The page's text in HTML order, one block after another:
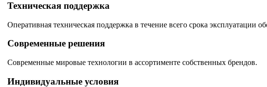
Техническая поддержка
Оперативная техническая поддержка в течение всего срока эксплуатации
Современные решения
Современные мировые технологии в ассортименте собственных брендов.
Индивидуальные условия